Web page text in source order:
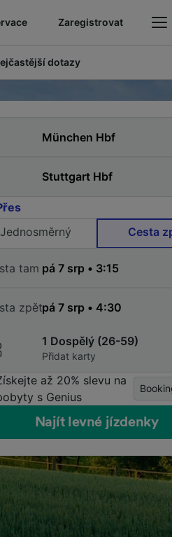
Zaregistrovat
dotazy
Jednosměrný
Cesta
tam
zpět
1 Dospělý (26-59)
Přidat karty
až 20% slevu na
s Genius
Najít levné jízdenky